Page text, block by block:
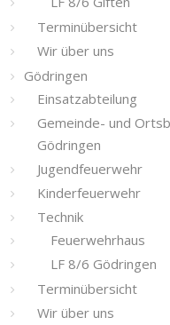
Terminübersicht
Wir über uns
Gödringen
Einsatzabteilung
Gemeinde- und
Gödringen
Jugendfeuerwehr
Kinderfeuerwehr
Technik
Feuerwehrhaus
LF 8/6 Gödringen
Terminübersicht
Wir über uns